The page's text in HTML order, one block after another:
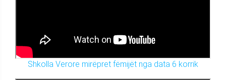
Shkolla Verore mirëpret fëmijët nga data 6 korrik